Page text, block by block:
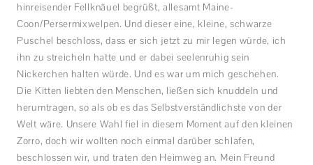
hinreisender Fellknäuel begrüßt, allesamt Maine-
Coon/Persermixwelpen. Und dieser eine, kleine, schwarze
Puschel beschloss, dass er sich jetzt zu mir legen würde, ich
ihn zu streicheln hatte und er dabei seelenruhig sein
Nickerchen halten würde. Und es war um mich geschehen.
Die Kitten liebten den Menschen, ließen sich knuddeln und
herumtragen, so als ob es das Selbstverständlichste von der
Welt wäre. Unsere Wahl fiel in diesem Moment auf den kleinen
Zorro, doch wir wollten noch einmal darüber schlafen,
beschlossen wir, und traten den Heimweg an. Mein Freund